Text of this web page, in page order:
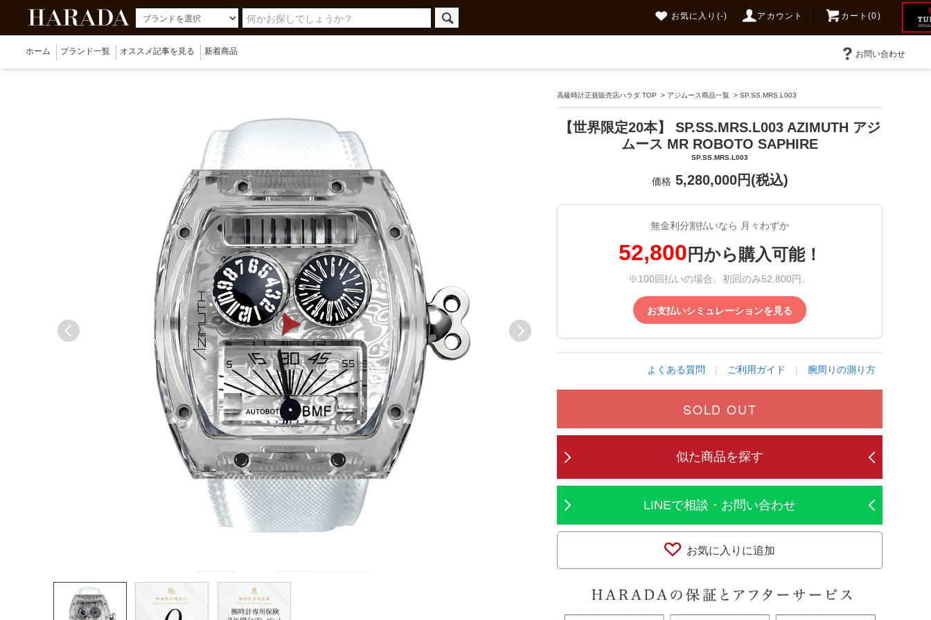
お気に入り (-) アカウント カート(0)
ホーム ブランド一覧 オススメ記事を見る 新着商品 お問い合わせ
高級時計正規販売店ハラダ TOP > アジムース商品一覧 >SP.SS.MRS.L003
【世界限定20本】 SP.SS.MRS.L003 AZIMUTH アジ
ムース MR ROBOTO SAPHIRE
SP.SS.MRS.L003
価格5,280,000円(税込)
無金利分割払いなら 月々わずか
52,800 円から購入可能！
※100回払いの場合。初回のみ52,800円。
お支払いシミュレーションを見る
よくある質問 | ご利用ガイド | 腕周りの測り方
SOLD OUT
似た商品を探す
LINEで相談・お問い合わせ
お気に入りに追加